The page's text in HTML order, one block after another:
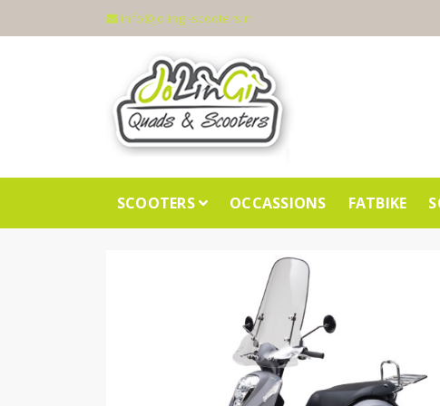
info@jolingi-scooters.nl
SCOOTERS OCCASSIONS FATBIKE